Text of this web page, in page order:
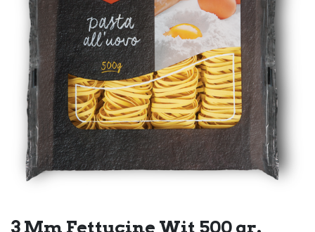
3 Mm Fettucine Wit 500 gr.